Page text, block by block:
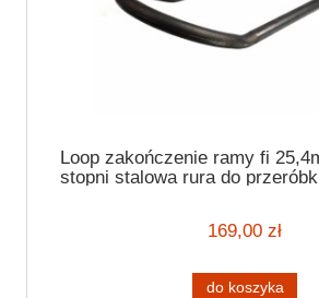
Loop zakończenie ramy fi
stopni stalowa rura do
169,00 zł
do koszyka